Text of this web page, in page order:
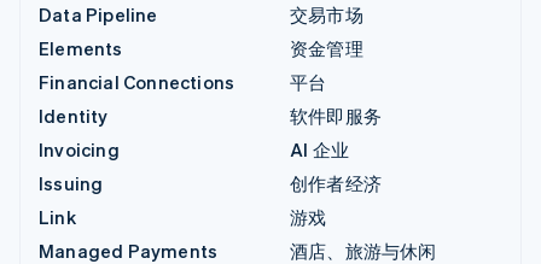
Data Pipeline
Elements
Financial Connections
Identity
Invoicing
Issuing
Link
Managed Payments
交易市场
资金管理
平台
软件即服务
AI 企业
创作者经济
游戏
酒店、旅游与休闲